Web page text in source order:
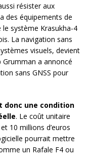
résister aux
des équipements de
système Krasukha-4
La navigation sans
visuels, devient
a annoncé
sans GNSS pour
donc une condition
. Le coût unitaire
10 millions d’euros
pourrait mettre
un Rafale F4 ou